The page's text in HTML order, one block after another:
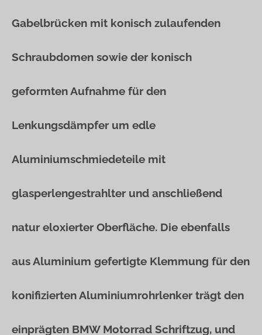
Gabelbrücken mit konisch zulaufenden
Schraubdomen sowie der konisch
geformten Aufnahme für den
Lenkungsdämpfer um edle
Aluminiumschmiedeteile mit
glasperlengestrahlter und anschließend
natur eloxierter Oberfläche. Die ebenfalls
aus Aluminium gefertigte Klemmung für den
konifizierten Aluminiumrohrlenker trägt den
einprägten BMW Motorrad Schriftzug, und